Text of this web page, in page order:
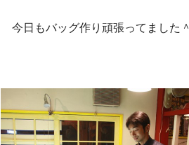
今日もバッグ作り頑張ってました＾